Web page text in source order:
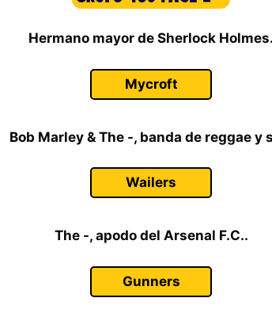
Hermano mayor de Sherlock Holmes.
Mycroft
Bob Marley & The -, banda de reggae y
Wailers
The -, apodo del Arsenal F.C..
Gunners